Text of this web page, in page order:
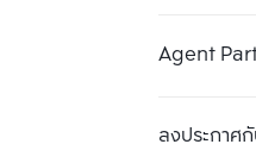
Agent
ลงประกาศกั